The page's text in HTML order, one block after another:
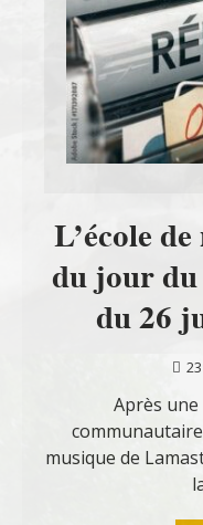
L’école
du jour
du 26
Après
musique de